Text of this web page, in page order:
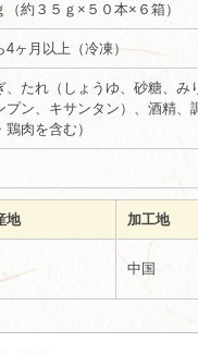
（約３５ｇ×５０本×６箱）
ヶ月以上（冷凍）
、たれ（しょうゆ、砂糖、
プン、キサンタン）、酒精
肉を含む）
地 加工地
中国